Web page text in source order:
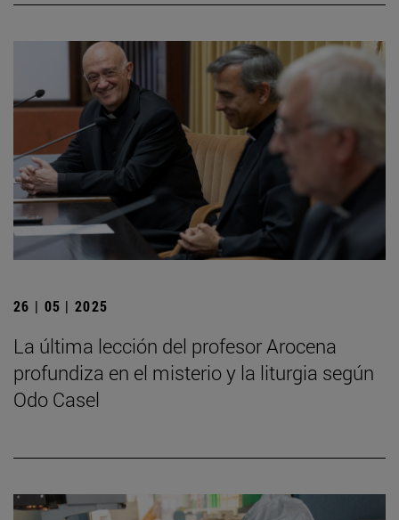
26 | 05 | 2025
La última lección del profesor Arocena
profundiza en el misterio y la liturgia según
Odo Casel